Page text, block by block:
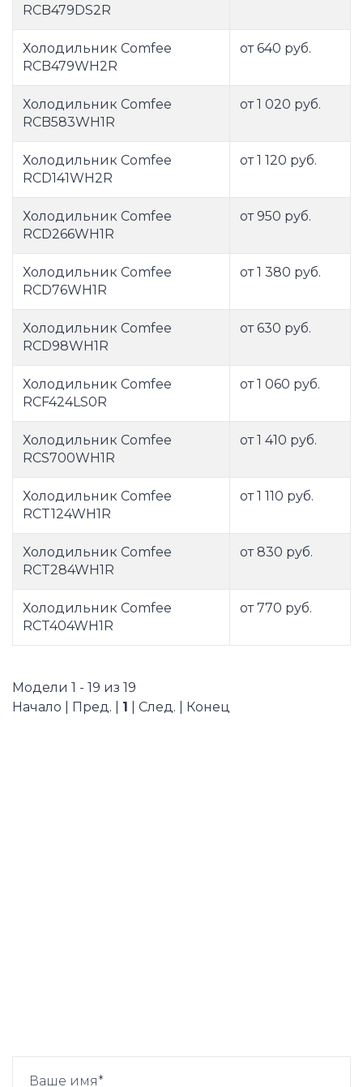
RCB479DS2R
Холодильник Comfee
RCB479WH2R
от 640 руб.
Холодильник Comfee
RCB583WH1R
от 1 020 руб.
Холодильник Comfee
RCD141WH2R
от 1 120 руб.
Холодильник Comfee
RCD266WH1R
от 950 руб.
Холодильник Comfee
RCD76WH1R
от 1 380 руб.
Холодильник Comfee
RCD98WH1R
от 630 руб.
Холодильник Comfee
RCF424LS0R
от 1 060 руб.
Холодильник Comfee
RCS700WH1R
от 1 410 руб.
Холодильник Comfee
RCT124WH1R
от 1 110 руб.
Холодильник Comfee
RCT284WH1R
от 830 руб.
Холодильник Comfee
RCT404WH1R
от 770 руб.
Модели 1 - 19 из 19
Начало | Пред. | 1 | След. | Конец